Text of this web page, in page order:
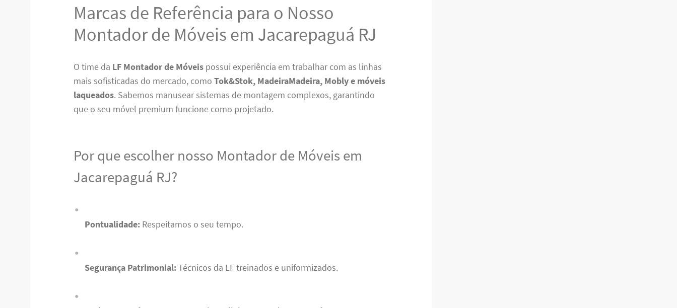
Marcas de Referência para o Nosso
Montador de Móveis em Jacarepaguá RJ
O time da LF Montador de Móveis possui experiência em trabalhar com as linhas
mais sofisticadas do mercado, comoTok&Stok, MadeiraMadeira, Mobly e móveis
laqueados. Sabemos manusear sistemas de montagem complexos, garantindo
que o seu móvel premium funcione como projetado.
Por que escolher nosso Montador de Móveis em
Jacarepaguá RJ?
Pontualidade:Respeitamos o seu tempo.
Segurança Patrimonial:Técnicos da LF treinados e uniformizados.